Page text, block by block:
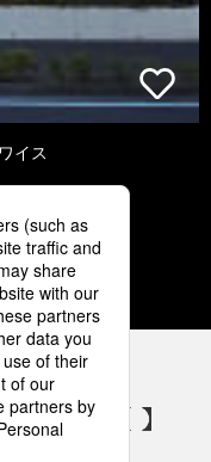
イス
5
アカウント